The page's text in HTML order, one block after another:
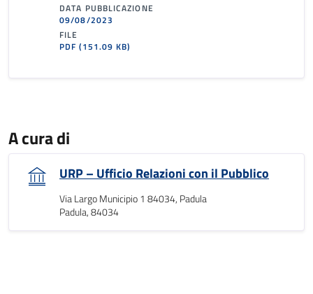
DATA PUBBLICAZIONE
09/08/2023
FILE
PDF(151.09 KB)
A cura di
URP – Ufficio Relazioni con il Pubblico
Via Largo Municipio 1 84034, Padula
Padula, 84034